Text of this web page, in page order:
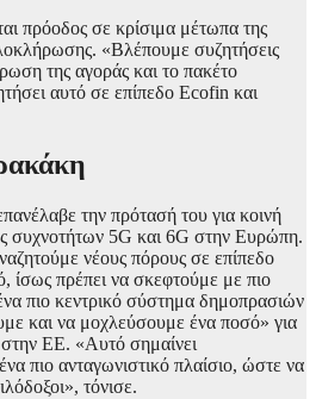
πρόοδος σε κρίσιμα μέτωπα της
«Βλέπουμε συζητήσεις
της αγοράς και το πακέτο
αυτό σε επίπεδο Ecofin και
την πρότασή του για κοινή
συχνοτήτων 5G και 6G στην Ευρώπη.
νέους πόρους σε επίπεδο
ίσως πρέπει να σκεφτούμε με πιο
πιο κεντρικό σύστημα δημοπρασιών
και να μοχλεύσουμε ένα ποσό» για
ΕΕ. «Αυτό σημαίνει
πιο ανταγωνιστικό πλαίσιο, ώστε να
τόνισε.